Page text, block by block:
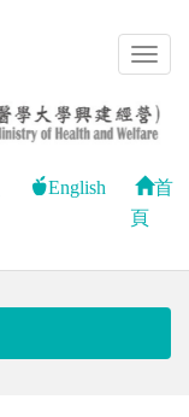
English
首
頁